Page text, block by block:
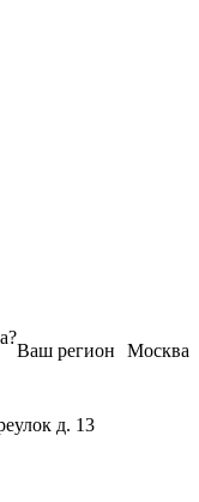
Москва
Ваш регион
?
д. 13